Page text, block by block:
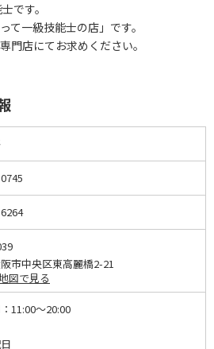
です。
て一級技能士の店」です。
門店にてお求めください。
市中央区東高麗橋2-21
図で見る
11:00～20:00